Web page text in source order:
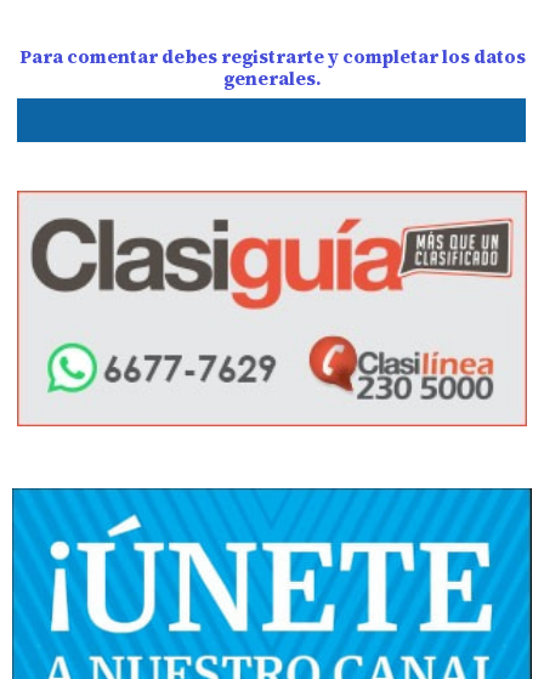
Para comentar debes registrarte y completar los datos
generales.